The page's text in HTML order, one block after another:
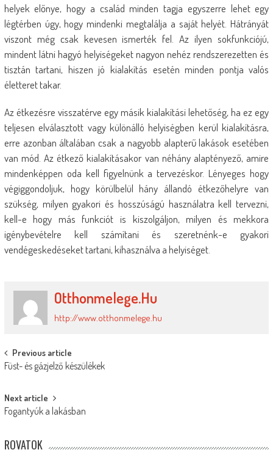
helyek előnye, hogy a család minden tagja egyszerre lehet egy
légtérben úgy, hogy mindenki megtalálja a saját helyét. Hátrányát
viszont még csak kevesen ismerték fel. Az ilyen sokfunkciójú,
mindent látni hagyó helyiségeket nagyon nehéz rendszerezetten és
tisztán tartani, hiszen jó kialakítás esetén minden pontja valós
életteret takar.
Az étkezésre visszatérve egy másik kialakítási lehetőség, ha ez egy
teljesen elválasztott vagy különálló helyiségben kerül kialakításra,
erre azonban általában csak a nagyobb alapterű lakások esetében
van mód. Az étkező kialakításakor van néhány alaptényező, amire
mindenképpen oda kell figyelnünk a tervezéskor. Lényeges hogy
végiggondoljuk, hogy körülbelül hány állandó étkezőhelyre van
szükség, milyen gyakori és hosszúságú használatra kell tervezni,
kell-e hogy más funkciót is kiszolgáljon, milyen és mekkora
igénybevételre kell számítani és szeretnénk-e gyakori
vendégeskedéseket tartani, kihasználva a helyiséget.
Otthonmelege.hu
http://www.otthonmelege.hu
Post
navigation
Previous article
Füst- és gázjelző készülékek
Next article
Fogantyúk a lakásban
ROVATOK